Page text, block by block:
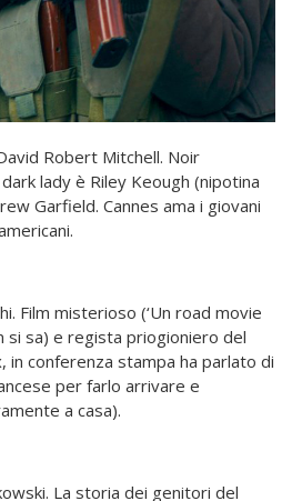
Robert Mitchell. Noir
lady è Riley Keough (nipotina
Garfield. Cannes ama i giovani
Film misterioso (‘Un road movie
si sa) e regista priogioniero del
in conferenza stampa ha parlato di
per farlo arrivare e
a casa).
La storia dei genitori del